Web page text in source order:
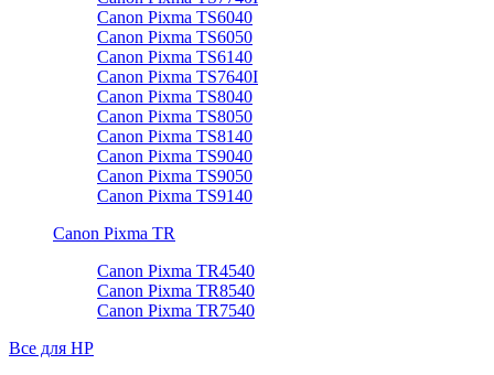
Canon Pixma TS6040
Canon Pixma TS6050
Canon Pixma TS6140
Canon Pixma TS7640I
Canon Pixma TS8040
Canon Pixma TS8050
Canon Pixma TS8140
Canon Pixma TS9040
Canon Pixma TS9050
Canon Pixma TS9140
Canon Pixma TR
Canon Pixma TR4540
Canon Pixma TR8540
Canon Pixma TR7540
Все для HP